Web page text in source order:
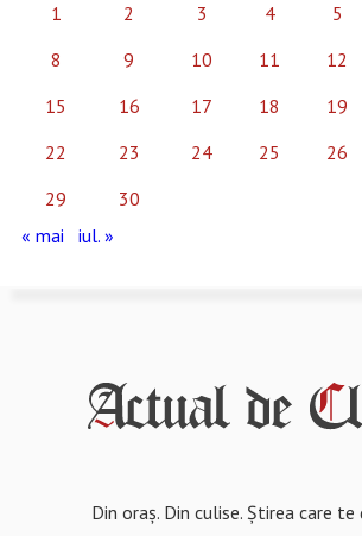
1
2 3 4 5
8
9 10 11 12
15
16 17 18 19
22
23 24 25 26
29
30
« mai
iul. »
Din oraș. Din culise. Știrea care